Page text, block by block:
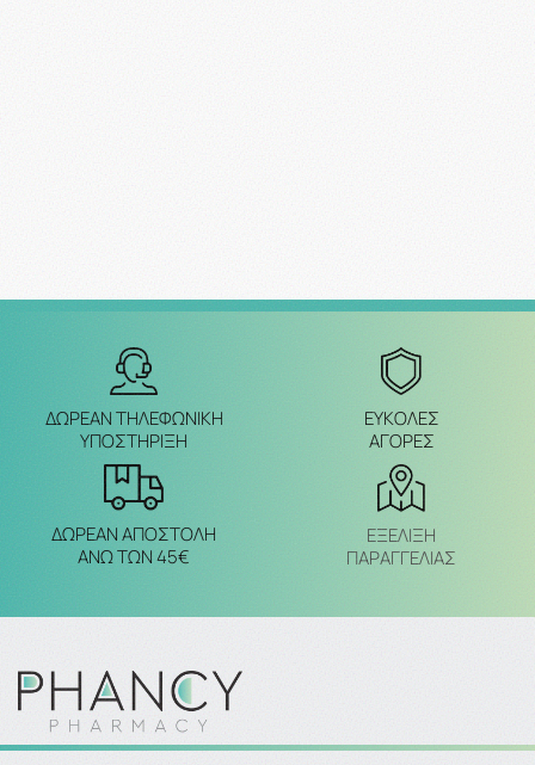
ΔΩΡΕΑΝ ΤΗΛΕΦΩΝΙΚΗ
ΥΠΟΣΤΗΡΙΞΗ
ΕΥΚΟΛΕΣ
ΑΓΟΡΕΣ
ΔΩΡΕΑΝ ΑΠΟΣΤΟΛΗ
ΑΝΩ ΤΩΝ 45€
ΕΞΈΛΙΞΗ
ΠΑΡΑΓΓΕΛΙΑΣ